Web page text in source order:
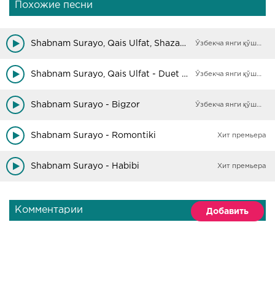
Похожие песни
Shabnam Surayo, Qais Ulfat, Shazad - Dilbar Ўзбекча янги қўшиқлар
Shabnam Surayo, Qais Ulfat - Duet Medley Ўзбекча янги қўшиқлар
Shabnam Surayo - Bigzor Ўзбекча янги қўшиқлар
Shabnam Surayo - Romontiki Хит премьера
Shabnam Surayo - Habibi Хит премьера
Комментарии Добавить